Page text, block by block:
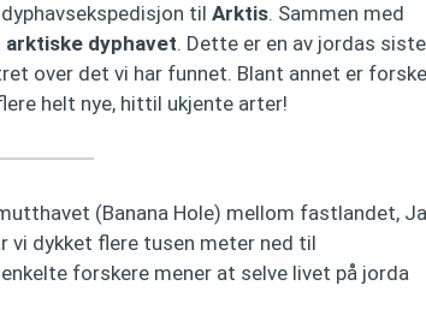
til Arktis. Sammen med
arktiske dyphavet. Dette er en av jordas siste
over det vi har funnet. Blant annet er
helt nye, hittil ukjente arter!
(Banana Hole) mellom fastlandet,
vi dykket flere tusen meter ned til
forskere mener at selve livet på jorda